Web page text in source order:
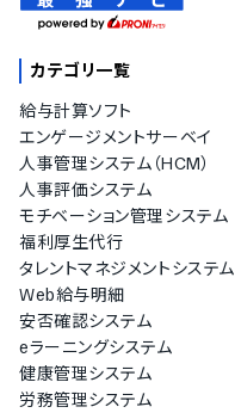
カテゴリ一覧
給与計算ソフト
エンゲージメントサーベイ
人事管理システム（HCM）
人事評価システム
モチベーション管理システム
福利厚生代行
タレントマネジメントシステム
Web給与明細
安否確認システム
eラーニングシステム
健康管理システム
労務管理システム